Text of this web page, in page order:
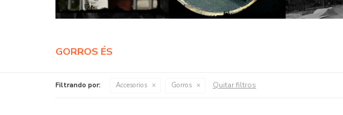
GORROS ÉS
Filtrando por: Accesorios Gorros Quitar filtros